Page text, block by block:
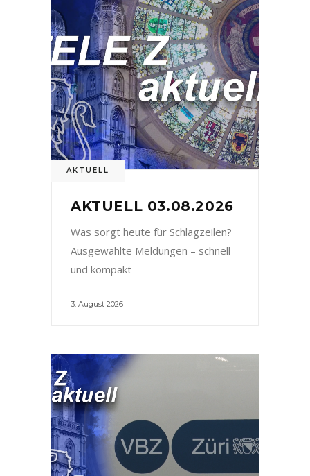
AKTUELL
AKTUELL 03.08.2026
Was sorgt heute für Schlagzeilen?
Ausgewählte Meldungen – schnell
und kompakt –
3. August 2026